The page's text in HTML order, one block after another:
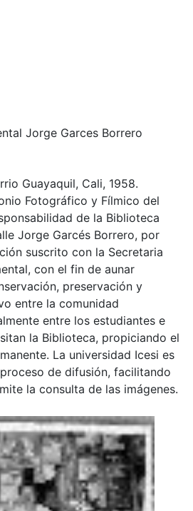
Jorge Garces Borrero
Guayaquil, Cali, 1958.
Fotográfico y Fílmico del
de la Biblioteca
Jorge Garcés Borrero, por
suscrito con la Secretaria
con el fin de aunar
preservación y
entre la comunidad
entre los estudiantes e
la Biblioteca, propiciando el
La universidad Icesi es
de difusión, facilitando
la consulta de las imágenes.